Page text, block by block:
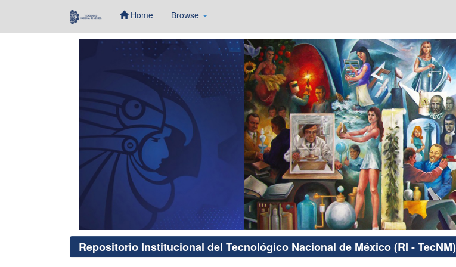
Home Browse
Repositorio Institucional del Tecnológico Nacional de México (RI - TecNM)